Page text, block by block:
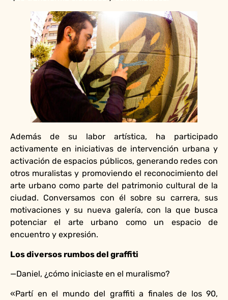
Además de su labor artística, ha participado
activamente en iniciativas de intervención urbana y
activación de espacios públicos, generando redes con
otros muralistas y promoviendo el reconocimiento del
arte urbano como parte del patrimonio cultural de la
ciudad. Conversamos con él sobre su carrera, sus
motivaciones y su nueva galería, con la que busca
potenciar el arte urbano como un espacio de
encuentro y expresión.
Los diversos rumbos del graffiti
—Daniel, ¿cómo iniciaste en el muralismo?
«Partí en el mundo del graffiti a finales de los 90,